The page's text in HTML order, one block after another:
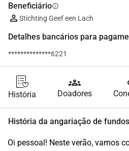
Beneficiárioinfo
Stichting Geef een Lach
Detalhes bancários para
**************6221
História
groups
Doadores
História da angariação de fundos
Oi pessoal! Neste verão, vamos